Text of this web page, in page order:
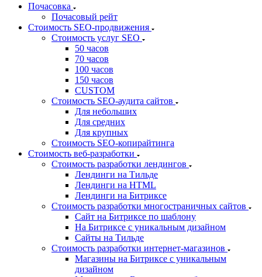
Почасовка
Почасовый рейт
Стоимость SEO-продвижения
Стоимость услуг SEO
50 часов
70 часов
100 часов
150 часов
CUSTOM
Стоимость SEO-аудита сайтов
Для небольших
Для средних
Для крупных
Стоимость SEO-копирайтинга
Стоимость веб-разработки
Стоимость разработки лендингов
Лендинги на Тильде
Лендинги на HTML
Лендинги на Битриксе
Стоимость разработки многостраничных сайтов
Сайт на Битриксе по шаблону
На Битриксе с уникальным дизайном
Сайты на Тильде
Стоимость разработки интернет-магазинов
Магазины на Битриксе с уникальным
дизайном